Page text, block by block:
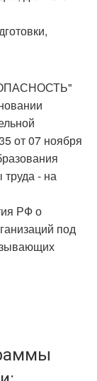
от 07 ноября
труда - на
РФ о
под